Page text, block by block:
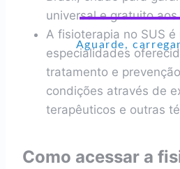
Aguarde,
universal e gratuito
A fisioterapia no SUS é
especialidades
tratamento e
condições através de
terapêuticos e outras
Como acessar a